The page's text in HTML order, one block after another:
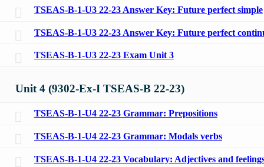
TSEAS-B-1-U3 22-23 Answer Key: Future perfect simple
TSEAS-B-1-U3 22-23 Answer Key: Future perfect
TSEAS-B-1-U3 22-23 Exam Unit 3
Unit 4 (9302-Ex-I TSEAS-B 22-23)
TSEAS-B-1-U4 22-23 Grammar: Prepositions
TSEAS-B-1-U4 22-23 Grammar: Modals verbs
TSEAS-B-1-U4 22-23 Vocabulary: Adjectives and